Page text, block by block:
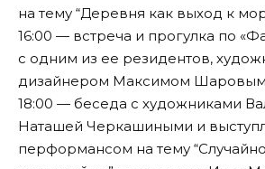
на тему “Деревня как выход к
16:00 — встреча и прогулка по
с одним из ее резидентов,
дизайнером Максимом Шаровым
18:00 — беседа с художниками
Наташей Черкашиными и
перформансом на тему